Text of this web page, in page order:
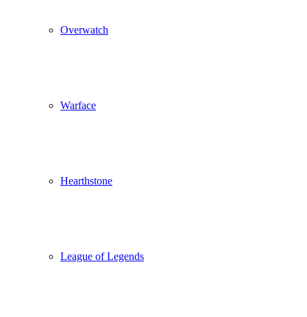
Overwatch
Warface
Hearthstone
League of Legends